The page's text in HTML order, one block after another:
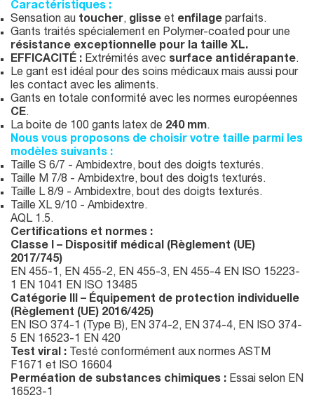
Caractéristiques :
Sensation au toucher, glisse et enfilage parfaits.
Gants traités spécialement en Polymer-coated pour une
résistance exceptionnelle pour la taille XL.
EFFICACITÉ : Extrémités avec surface antidérapante.
Le gant est idéal pour des soins médicaux mais aussi pour
les contact avec les aliments.
Gants en totale conformité avec les normes européennes
CE.
La boite de 100 gants latex de 240 mm.
Nous vous proposons de choisir votre taille parmi les
modèles suivants :
Taille S 6/7 - Ambidextre, bout des doigts texturés.
Taille M 7/8 - Ambidextre, bout des doigts texturés.
Taille L 8/9 - Ambidextre, bout des doigts texturés.
Taille XL 9/10 - Ambidextre.
AQL 1.5.
Certifications et normes :
Classe I – Dispositif médical (Règlement (UE)
2017/745)
EN 455-1, EN 455-2, EN 455-3, EN 455-4 EN ISO 15223-
1 EN 1041 EN ISO 13485
Catégorie III – Équipement de protection individuelle
(Règlement (UE) 2016/425)
EN ISO 374-1 (Type B), EN 374-2, EN 374-4, EN ISO 374-
5 EN 16523-1 EN 420
Test viral : Testé conformément aux normes ASTM
F1671 et ISO 16604
Perméation de substances chimiques : Essai selon EN
16523-1